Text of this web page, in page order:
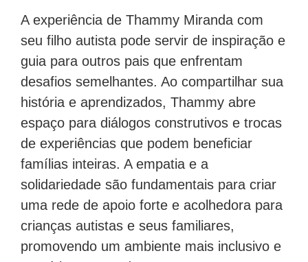
A experiência de Thammy Miranda com
seu filho autista pode servir de inspiração e
guia para outros pais que enfrentam
desafios semelhantes. Ao compartilhar sua
história e aprendizados, Thammy abre
espaço para diálogos construtivos e trocas
de experiências que podem beneficiar
famílias inteiras. A empatia e a
solidariedade são fundamentais para criar
uma rede de apoio forte e acolhedora para
crianças autistas e seus familiares,
promovendo um ambiente mais inclusivo e